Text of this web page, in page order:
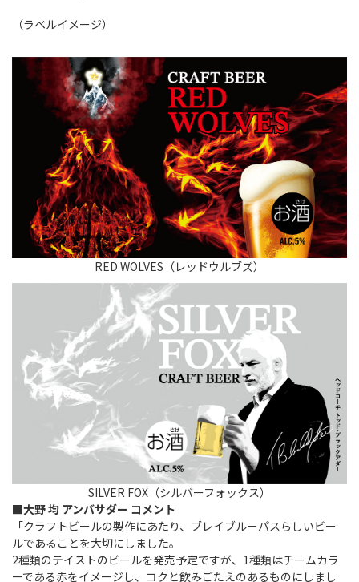
（ラベルイメージ）
RED WOLVES（レッドウルブズ）
SILVER FOX（シルバーフォックス）
■大野 均 アンバサダー コメント
「クラフトビールの製作にあたり、ブレイブルーパスらしいビー
ルであることを大切にしました。
2種類のテイストのビールを発売予定ですが、1種類はチームカラ
ーである赤をイメージし、コクと飲みごたえのあるものにしまし